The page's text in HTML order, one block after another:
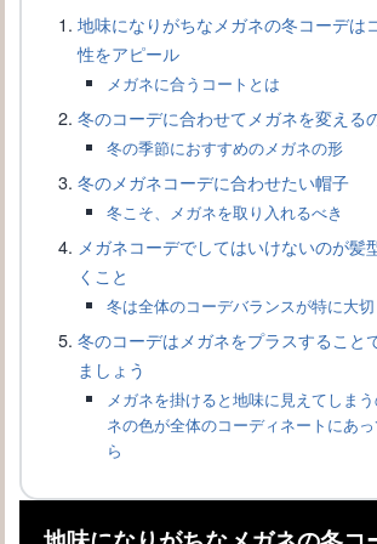
メガネのフレームの修理ができる素材と難しい
地味になりがちなメガネの冬コーデは
性をアピール
メガネに合うコートとは
冬のコーデに合わせてメガネを変える
冬の季節におすすめのメガネの形
冬のメガネコーデに合わせたい帽子
冬こそ、メガネを取り入れるべき
メガネコーデでしてはいけないのが髪
くこと
冬は全体のコーデバランスが特に大切
冬のコーデはメガネをプラスすること
ましょう
メガネを掛けると地味に見えてしま
ネの色が全体のコーディネートにあ
ら